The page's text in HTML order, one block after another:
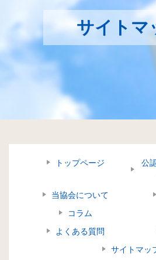
サイトマ
トップページ
公
当協会について
コラム
よくある質問
サイトマッ